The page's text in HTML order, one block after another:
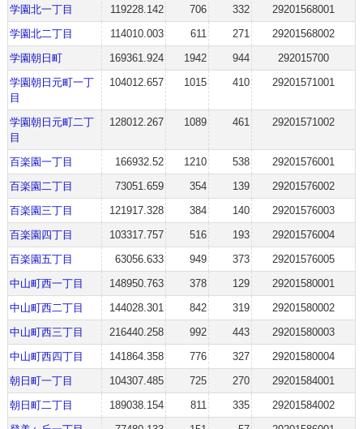
学園北一丁目
119228.142 706 332
29201568001
学園北二丁目
114010.003 611 271
29201568002
学園朝日町
169361.924 1942 944
292015700
学園朝日元町一丁
目
104012.657 1015 410 29201571001
学園朝日元町二丁
目
128012.267 1089 461 29201571002
百楽園一丁目 166932.52 1210 538
29201576001
百楽園二丁目
73051.659 354 139
29201576002
百楽園三丁目
121917.328 384 140
29201576003
百楽園四丁目
103317.757 516 193
29201576004
百楽園五丁目
63056.633 949 373
29201576005
中山町西一丁目
148950.763 378 129
29201580001
中山町西二丁目
144028.301 842 319
29201580002
中山町西三丁目
216440.258 992 443
29201580003
中山町西四丁目
141864.358 776 327
29201580004
朝日町一丁目
104307.485 725 270
29201584001
朝日町二丁目
189038.154 811 335
29201584002